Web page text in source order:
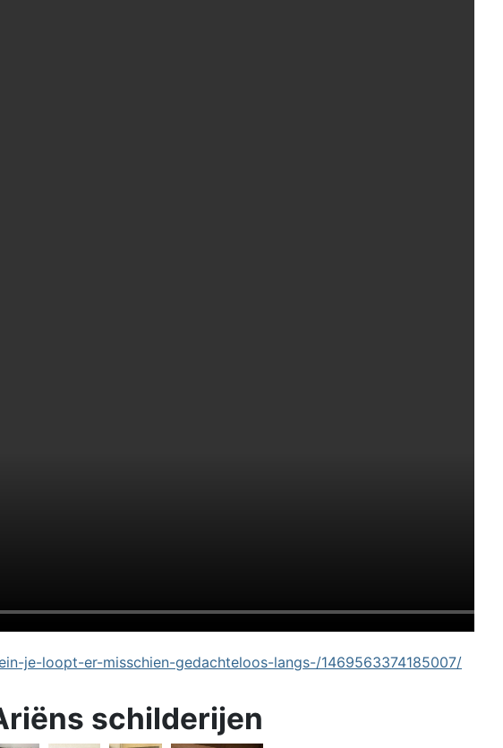
je-loopt-er-misschien-gedachteloos-langs-/1469563374185007/
schilderijen